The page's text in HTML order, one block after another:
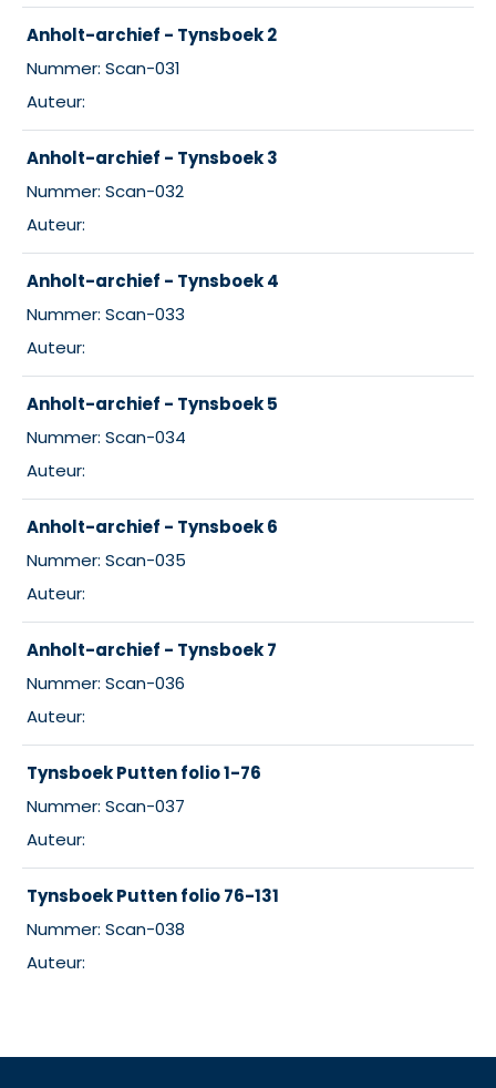
Anholt-archief - Tynsboek 2
Nummer: Scan-031
Auteur:
Anholt-archief - Tynsboek 3
Nummer: Scan-032
Auteur:
Anholt-archief - Tynsboek 4
Nummer: Scan-033
Auteur:
Anholt-archief - Tynsboek 5
Nummer: Scan-034
Auteur:
Anholt-archief - Tynsboek 6
Nummer: Scan-035
Auteur:
Anholt-archief - Tynsboek 7
Nummer: Scan-036
Auteur:
Tynsboek Putten folio 1-76
Nummer: Scan-037
Auteur:
Tynsboek Putten folio 76-131
Nummer: Scan-038
Auteur: